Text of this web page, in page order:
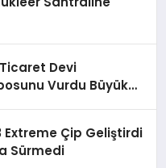
Devi
Vurdu Büyük
Extreme Çip Geliştirdi
Sürmedi